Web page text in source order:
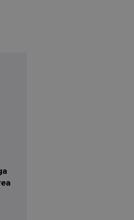
initiatori ai asa-
UNIDROIT, poate fi
al intalnirilor
international”.
– acolo unde propriile
a versiunii in limba
si, pe cale de